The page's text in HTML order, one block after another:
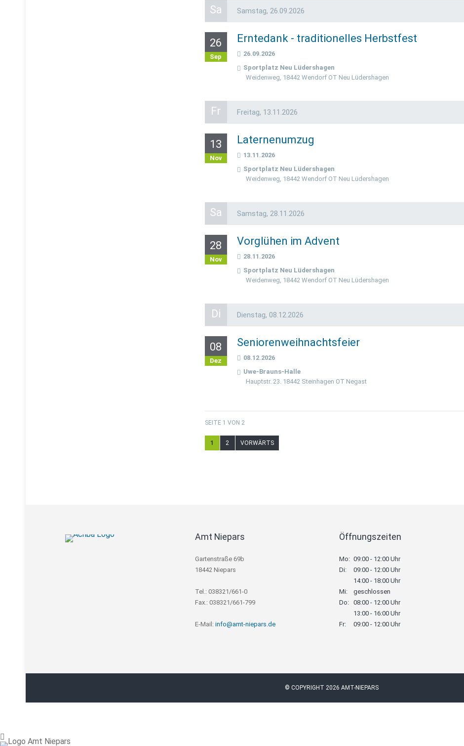
Sa Samstag, 26.09.2026
26
Sep
Erntedank - traditionelles Herbstfest
26.09.2026
Sportplatz Neu Lüdershagen
Weidenweg, 18442 Wendorf OT Neu Lüdershagen
Fr Freitag, 13.11.2026
13
Nov
Laternenumzug
13.11.2026
Sportplatz Neu Lüdershagen
Weidenweg, 18442 Wendorf OT Neu Lüdershagen
Sa Samstag, 28.11.2026
28
Nov
Vorglühen im Advent
28.11.2026
Sportplatz Neu Lüdershagen
Weidenweg, 18442 Wendorf OT Neu Lüdershagen
Di Dienstag, 08.12.2026
08
Dez
Seniorenweihnachtsfeier
08.12.2026
Uwe-Brauns-Halle
Hauptstr. 23. 18442 Steinhagen OT Negast
SEITE 1 VON 2
1 2 VORWÄRTS
Amt Niepars
Gartenstraße 69b
18442 Niepars
Tel.: 038321/661-0
Fax.: 038321/661-799
E-Mail: info@amt-niepars.de
Öffnungszeiten
Mo: 09:00 - 12:00 Uhr
Di:
09:00 - 12:00 Uhr
14:00 - 18:00 Uhr
Mi:
geschlossen
Do: 08:00 - 12:00 Uhr
13:00 - 16:00 Uhr
Fr:
09:00 - 12:00 Uhr
© COPYRIGHT 2026 AMT-NIEPARS